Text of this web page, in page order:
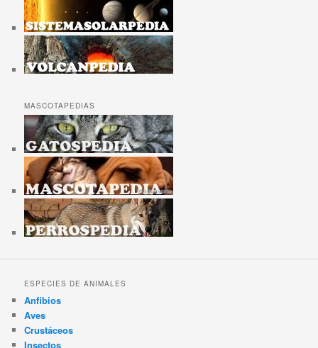
MASCOTAPEDIAS
ESPECIES DE ANIMALES
Anfibios
Aves
Crustáceos
Insectos